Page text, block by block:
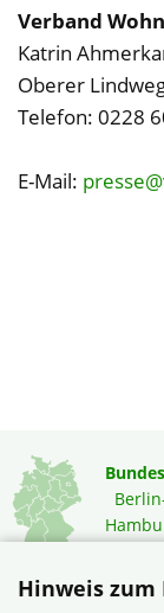
‌Verband
Katrin
Oberer
Telefon: 0228
E-Mail:
Hinweis zum